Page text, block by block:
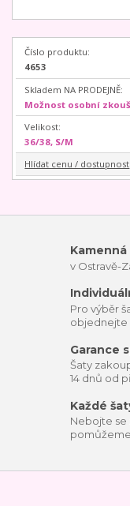
Číslo produktu:
4653
Skladem NA PRODEJNĚ:
Možnost osobní
Velikost:
36/38, S/M
Hlídat cenu / dostupnost
v Ostravě-
Pro výběr
objednejte
Garance
Šaty
14 dnů od
Každé
Nebojte se